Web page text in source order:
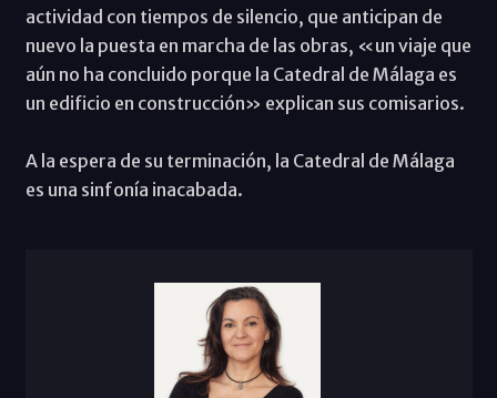
actividad con tiempos de silencio, que anticipan de
nuevo la puesta en marcha de las obras, «un viaje que
aún no ha concluido porque la Catedral de Málaga es
un edificio en construcción» explican sus comisarios.
A la espera de su terminación, la Catedral de Málaga
es una sinfonía inacabada.